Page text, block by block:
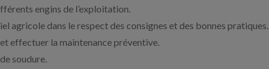
engins de l’exploitation.
agricole dans le respect des consignes et des bonnes pratiques.
effectuer la maintenance préventive.
soudure.